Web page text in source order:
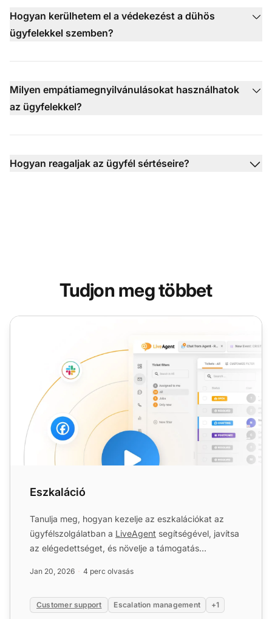
Hogyan kerülhetem el a védekezést a dühös
ügyfelekkel szemben?
Milyen empátiamegnyilvánulásokat használhatok
az ügyfelekkel?
Hogyan reagaljak az ügyfél sértéseire?
Tudjon meg többet
Eszkaláció
Eszkaláció
Tanulja meg, hogyan kezelje az eszkalációkat az
ügyfélszolgálatban a LiveAgent segítségével, javítsa
az elégedettséget, és növelje a támogatás
Jan 20, 2026 4 perc olvasás
Customer support Escalation management +1